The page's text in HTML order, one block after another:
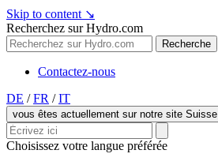
Skip to content ↘
Recherchez sur Hydro.com
Recherche
Contactez-nous
DE / FR / IT
vous êtes actuellement sur notre site Suisse
Choisissez votre langue préférée